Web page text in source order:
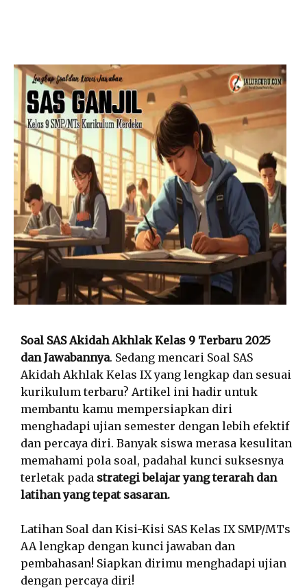
Soal SAS Akidah Akhlak Kelas 9 Terbaru 2025
dan Jawabannya. Sedang mencari Soal SAS
Akidah Akhlak Kelas IX yang lengkap dan sesuai
kurikulum terbaru? Artikel ini hadir untuk
membantu kamu mempersiapkan diri
menghadapi ujian semester dengan lebih efektif
dan percaya diri. Banyak siswa merasa kesulitan
memahami pola soal, padahal kunci suksesnya
terletak pada strategi belajar yang terarah dan
latihan yang tepat sasaran.
Latihan Soal dan Kisi-Kisi SAS Kelas IX SMP/MTs
AA lengkap dengan kunci jawaban dan
pembahasan! Siapkan dirimu menghadapi ujian
dengan percaya diri!